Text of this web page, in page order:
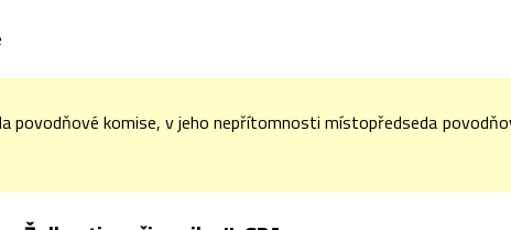
povodňové komise, v jeho nepřítomnosti místopředseda